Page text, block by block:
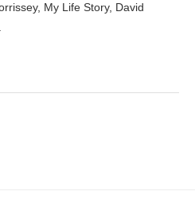
My Life Story, David